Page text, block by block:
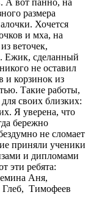
А вот панно, на
размера
Хочется
и мха, на
веточек,
Ежик, сделанный
не оставил
и корзинок из
Такие работы,
своих близких:
Я уверена, что
бережно
не сломает
приняли ученики
и дипломами
эти ребята:
Аня,
Тимофеев